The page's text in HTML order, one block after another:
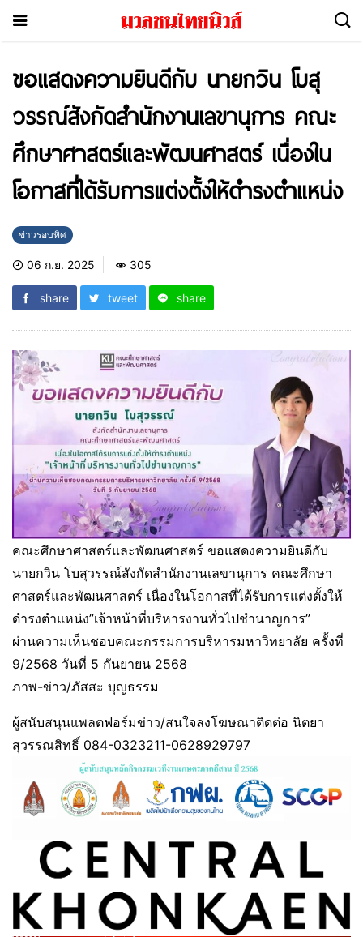
ขอแสดงความยินดีกับ นายกวิน โบสุ
วรรณ์สังกัดสำนักงานเลขานุการ คณะ
ศึกษาศาสตร์และพัฒนศาสตร์ เนื่องใน
โอกาสที่ได้รับการแต่งตั้งให้ดำรงตำแหน่ง
ข่าวรอบทิศ
06 ก.ย. 2025 305
share tweet share
คณะศึกษาศาสตร์และพัฒนศาสตร์ ขอแสดงความยินดีกับ
นายกวิน โบสุวรรณ์สังกัดสำนักงานเลขานุการ คณะศึกษา
ศาสตร์และพัฒนศาสตร์ เนื่องในโอกาสที่ได้รับการแต่งตั้งให้
ดำรงตำแหน่ง”เจ้าหน้าที่บริหารงานทั่วไปชำนาญการ”
ผ่านความเห็นชอบคณะกรรมการบริหารมหาวิทยาลัย ครั้งที่
9/2568 วันที่ 5 กันยายน 2568
ภาพ-ข่าว/ภัสสะ บุญธรรม
ผู้สนับสนุนแพลตฟอร์มข่าว/สนใจลงโฆษณาติดต่อ นิตยา
สุวรรณสิทธิ์ 084-0323211-0628929797